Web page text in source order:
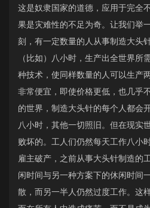
这是奴隶国家的道德，应用于完全
果是灾难性的不足为奇。让我们举
刻，有一定数量的人从事制造大头
（比如）八小时，生产出全世界
种技术，使同样数量的人可以生产
非常便宜，即使价格更低，也几乎
的世界，制造大头针的每个人都会
八小时，其他一切照旧。但在现实
败坏的。工人们仍然每天工作八小
雇主破产，之前从事大头针制造的
闲时间与另一种方案下的休闲时间
散，而另一半人仍然过度工作。这